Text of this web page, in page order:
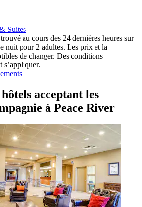
Suites
au cours des 24 dernières heures sur
nuit pour 2 adultes. Les prix et la
de changer. Des conditions
s’appliquer.
acceptant les
à Peace River